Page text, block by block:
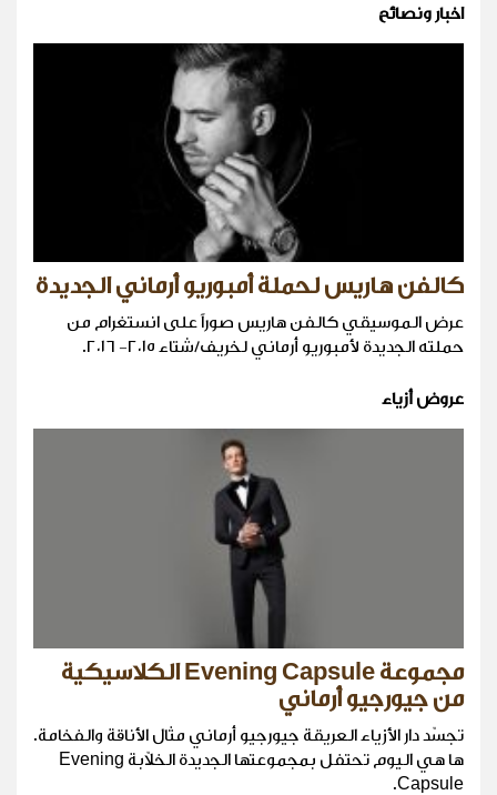
اخبار ونصائح
كالفن هاريس لحملة أمبوريو أرماني الجديدة
عرض الموسيقي كالفن هاريس صوراً على انستغرام من
حملته الجديدة لأمبوريو أرماني لخريف/شتاء ٢٠١٥- ٢٠١٦.
عروض أزياء
مجموعة Evening Capsule الكلاسيكية
من جيورجيو أرماني
تجسّد دار الأزياء العريقة جيورجيو أرماني مثال الأناقة والفخامة.
ها هي اليوم تحتفل بمجموعتها الجديدة الخلاّبة Evening
Capsule.